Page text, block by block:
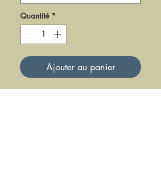
Quantité *
Ajouter au panier